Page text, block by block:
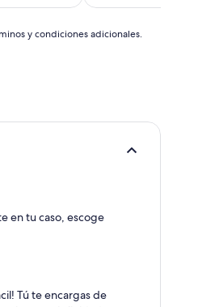
80 €
y condiciones adicionales.
en tu caso, escoge
Tú te encargas de